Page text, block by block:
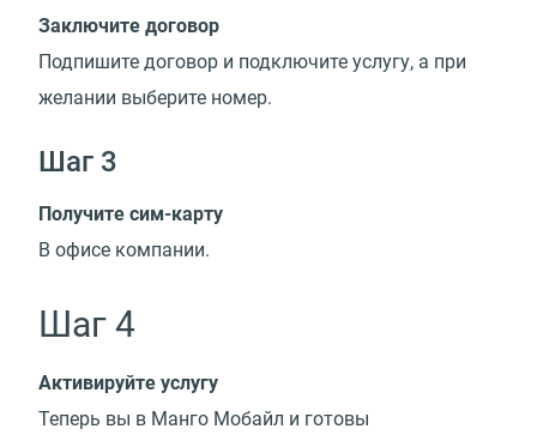
Заключите договор
Подпишите договор и подключите услугу, а при
желании выберите номер.
Шаг 3
Получите сим-карту
В офисе компании.
Шаг 4
Активируйте услугу
Теперь вы в Манго Мобайл и готовы